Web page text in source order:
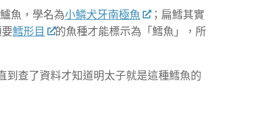
魚，學名為小鱗犬牙南極魚
；扁鱈其實
鱈形目
的魚種才能標示為「鱈魚」，所
到查了資料才知道明太子就是這種鱈魚的